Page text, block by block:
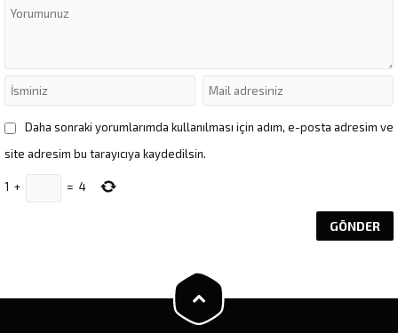
Daha sonraki yorumlarımda kullanılması için adım, e-posta adresim ve
site adresim bu tarayıcıya kaydedilsin.
1 + = 4